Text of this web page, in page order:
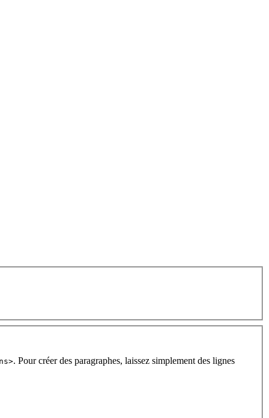
. Pour créer des paragraphes, laissez simplement des lignes